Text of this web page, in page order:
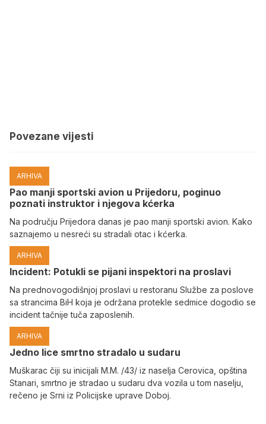
Povezane vijesti
ARHIVA
Pao manji sportski avion u Prijedoru, poginuo
poznati instruktor i njegova kćerka
Na području Prijedora danas je pao manji sportski avion. Kako
saznajemo u nesreći su stradali otac i kćerka.
ARHIVA
Incident: Potukli se pijani inspektori na proslavi
Na prednovogodišnjoj proslavi u restoranu Službe za poslove
sa strancima BiH koja je održana protekle sedmice dogodio se
incident tačnije tuča zaposlenih.
ARHIVA
Јedno lice smrtno stradalo u sudaru
Muškarac čiji su inicijali M.M. /43/ iz naselja Cerovica, opština
Stanari, smrtno je stradao u sudaru dva vozila u tom naselju,
rečeno je Srni iz Policijske uprave Doboj.